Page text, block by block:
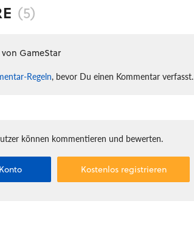
(5)
GameStar
Regeln, bevor Du einen Kommentar verfasst.
können kommentieren und bewerten.
Kostenlos registrieren